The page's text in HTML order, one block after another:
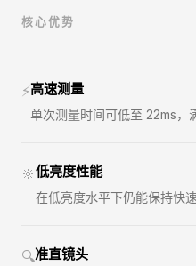
核心优势
⚡高速测量
单次测量时间可低至 22ms，
🔆低亮度性能
在低亮度水平下仍能保持快
🔍准直镜头